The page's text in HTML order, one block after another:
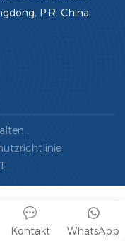
P.R. China.
.
WhatsApp
Kontakt